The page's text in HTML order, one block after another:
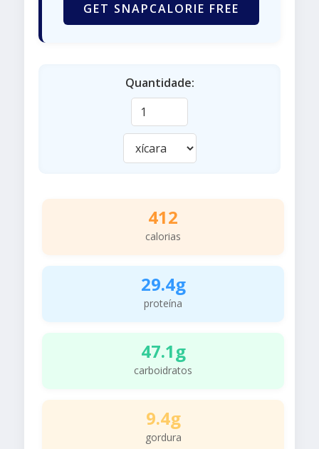
GET SNAPCALORIE FREE
Quantidade:
412
calorias
29.4g
proteína
47.1g
carboidratos
9.4g
gordura